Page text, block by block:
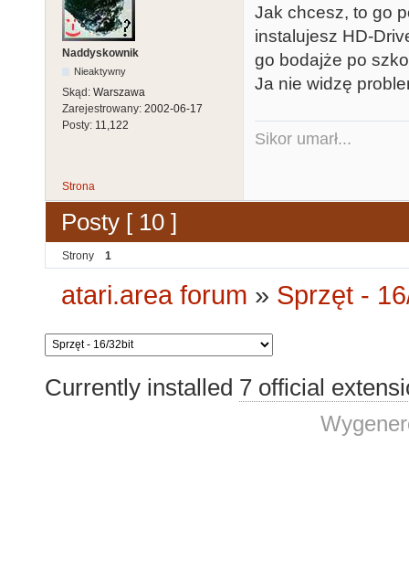
Naddyskownik
Nieaktywny
Skąd: Warszawa
Zarejestrowany: 2002-06-17
Posty: 11,122
Jak chcesz, to go
instalujesz HD-
go bodajże po
Ja nie widzę
Sikor umarł...
Strona
Posty [ 10 ]
Strony 1
atari.area forum » Sprzęt -
Currently installed 7 official